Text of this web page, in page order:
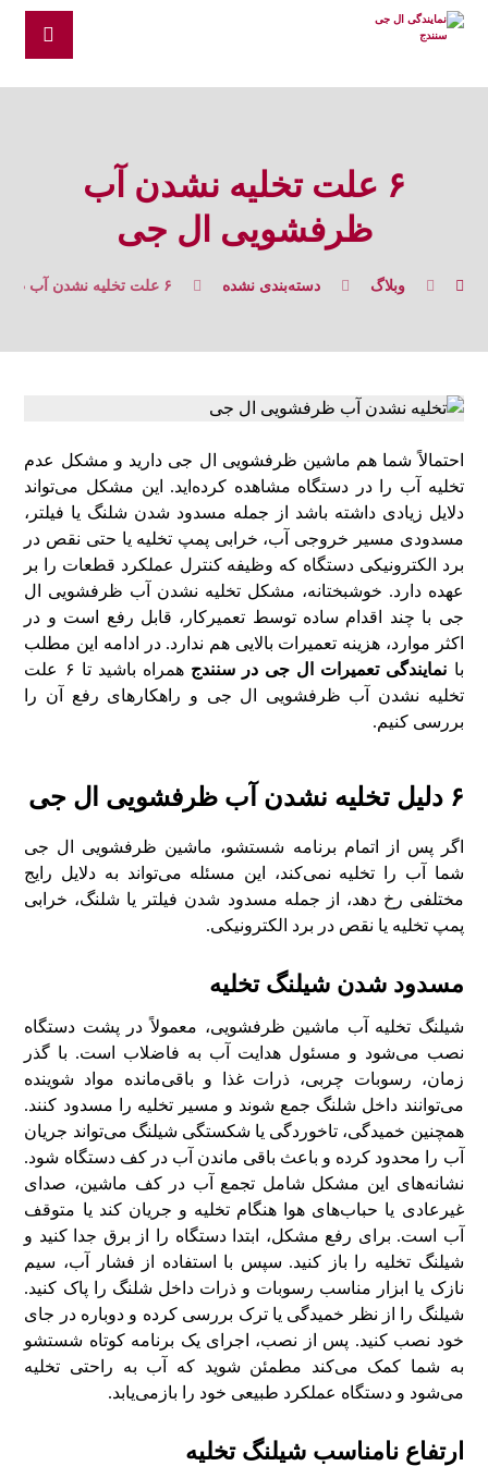
۶ علت تخلیه نشدن آب
ظرفشویی ال جی
وبلاگ دسته‌بندی نشده ۶ علت تخلیه نشدن آب ظرفشویی ال جی
احتمالاً شما هم ماشین ظرفشویی ال جی دارید و مشکل عدم
تخلیه آب را در دستگاه مشاهده کرده‌اید. این مشکل می‌تواند
دلایل زیادی داشته باشد از جمله مسدود شدن شلنگ یا فیلتر،
مسدودی مسیر خروجی آب، خرابی پمپ تخلیه یا حتی نقص در
برد الکترونیکی دستگاه که وظیفه کنترل عملکرد قطعات را بر
عهده دارد. خوشبختانه، مشکل تخلیه نشدن آب ظرفشویی ال
جی با چند اقدام ساده توسط تعمیرکار، قابل رفع است و در
اکثر موارد، هزینه تعمیرات بالایی هم ندارد. در ادامه این مطلب
با نمایندگی تعمیرات ال جی در سنندج
همراه باشید تا ۶ علت
تخلیه نشدن آب ظرفشویی ال جی و راهکارهای رفع آن را
بررسی کنیم.
۶ دلیل تخلیه نشدن آب ظرفشویی ال جی
اگر پس از اتمام برنامه شستشو، ماشین ظرفشویی ال جی
شما آب را تخلیه نمی‌کند، این مسئله می‌تواند به دلایل رایج
مختلفی رخ دهد، از جمله مسدود شدن فیلتر یا شلنگ، خرابی
پمپ تخلیه یا نقص در برد الکترونیکی.
مسدود شدن شیلنگ تخلیه
شیلنگ تخلیه آب ماشین ظرفشویی، معمولاً در پشت دستگاه
نصب می‌شود و مسئول هدایت آب به فاضلاب است. با گذر
زمان، رسوبات چربی، ذرات غذا و باقی‌مانده مواد شوینده
می‌توانند داخل شلنگ جمع شوند و مسیر تخلیه را مسدود کنند.
همچنین خمیدگی، تاخوردگی یا شکستگی شیلنگ می‌تواند جریان
آب را محدود کرده و باعث باقی ماندن آب در کف دستگاه شود.
نشانه‌های این مشکل شامل تجمع آب در کف ماشین، صدای
غیرعادی یا حباب‌های هوا هنگام تخلیه و جریان کند یا متوقف
آب است. برای رفع مشکل، ابتدا دستگاه را از برق جدا کنید و
شیلنگ تخلیه را باز کنید. سپس با استفاده از فشار آب، سیم
نازک یا ابزار مناسب رسوبات و ذرات داخل شلنگ را پاک کنید.
شیلنگ را از نظر خمیدگی یا ترک بررسی کرده و دوباره در جای
خود نصب کنید. پس از نصب، اجرای یک برنامه کوتاه شستشو
به شما کمک می‌کند مطمئن شوید که آب به راحتی تخلیه
می‌شود و دستگاه عملکرد طبیعی خود را بازمی‌یابد.
ارتفاع نامناسب شیلنگ تخلیه